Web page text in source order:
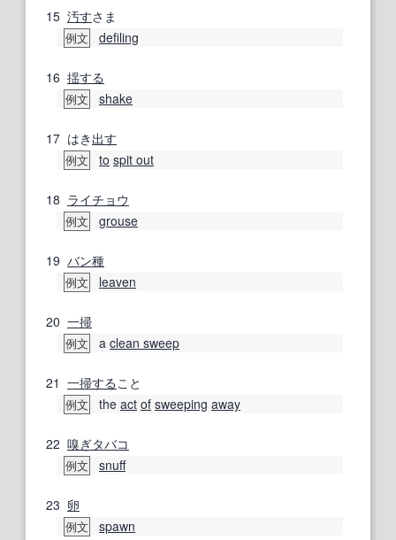
15 汚すさま
例文 defiling
16 揺する
例文 shake
17 はき 出す
例文 to spit out
18 ライチョウ
例文 grouse
19 バン種
例文 leaven
20 一掃
例文 a clean sweep
21 一掃する こと
例文 the act of sweeping away
22 嗅ぎタバコ
例文 snuff
23 卵
例文 spawn